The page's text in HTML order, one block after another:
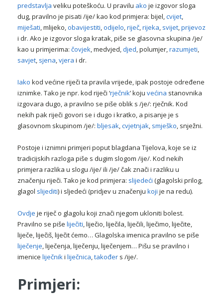
predstavlja veliku poteškoću. U pravilu ako je izgovor sloga
dug, pravilno je pisati /ije/ kao kod primjera: bijel,cvijet,
miješati, mlijeko,obavijestiti,odijelo,riječ,rijeka, svijet,prijevoz
i dr. Ako je izgovor sloga kratak, piše se glasovna skupina /je/
kao u primjerima: čovjek, medvjed,djed, polumjer,razumjeti,
savjet, sjena,vjera i dr.
Iako kod većine riječi ta pravila vrijede, ipak postoje određene
iznimke. Tako je npr. kod riječi ‘rječnik’ koju većina stanovnika
izgovara dugo, a pravilno se piše oblik s /je/: rječnik. Kod
nekih pak riječi govori se i dugo i kratko, a pisanje je s
glasovnom skupinom /je/: bljesak,cvjetnjak, smješko, snježni.
Postoje i iznimni primjeri poput blagdana Tijelova, koje se iz
tradicijskih razloga piše s dugim slogom /ije/. Kod nekih
primjera razlika u slogu /ije/ ili /je/ čak znači i razliku u
značenju riječi. Tako je kod primjera: slijedeći (glagolski prilog,
glagol slijediti) i sljedeći (pridjev u značenju koji je na redu).
Ovdje je riječ o glagolu koji znači njegom ukloniti bolest.
Pravilno se piše liječiti, liječio, liječila, liječili, liječimo, liječite,
liječe, liječiš, liječit ćemo… Glagolska imenica pravilno se piše
liječenje, liječenja, liječenju, liječenjem… Pišu se pravilno i
imenice liječniki liječnica,također s /ije/.
Primjeri: